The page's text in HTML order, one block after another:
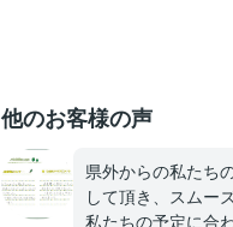
他のお客様の声
県外からの私たち
して頂き、スムー
私たちの予定に合